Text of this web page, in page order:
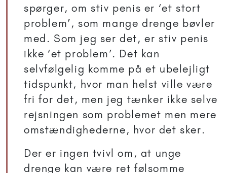
spørger, om stiv penis er ‘et stort
problem’, som mange drenge bøvler
med. Som jeg ser det, er stiv penis
ikke ‘et problem’. Det kan
selvfølgelig komme på et ubelejligt
tidspunkt, hvor man helst ville være
fri for det, men jeg tænker ikke selve
rejsningen som problemet men mere
omstændighederne, hvor det sker.
Der er ingen tvivl om, at unge
drenge kan være ret følsomme